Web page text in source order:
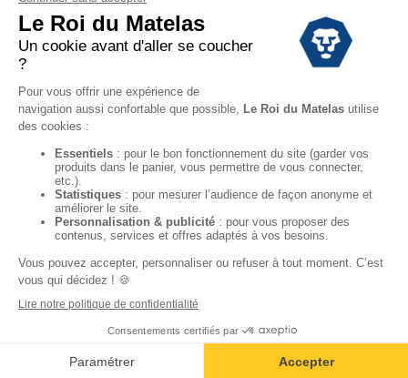
Conditions des offres
Black Friday
Destockage
Conditions Générales de vente magasin
Mentions Légales
Données personnelles
Codes promo Le Roi du Matelas
Copyright © 2022. All rights reserved.